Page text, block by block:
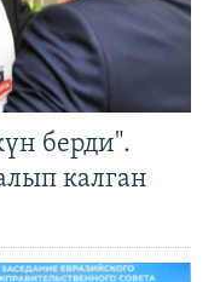
берди".
калган